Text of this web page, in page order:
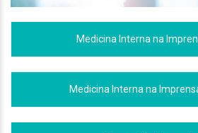
Medicina Interna na
Medicina Interna na